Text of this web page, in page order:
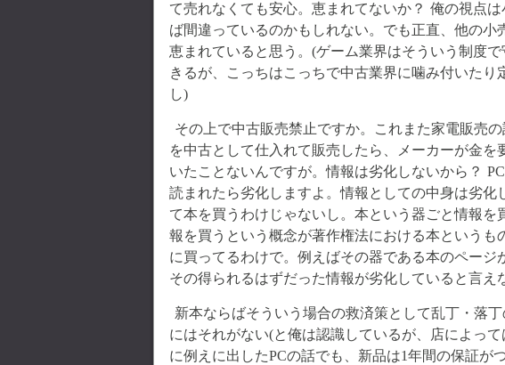
て売れなくても安心。恵まれてないか？ 俺の視点
ば間違っているのかもしれない。でも正直、他の
恵まれていると思う。(ゲーム業界はそういう制度
きるが、こっちはこっちで中古業界に噛み付いた
し)
その上で中古販売禁止ですか。これまた家電販売
を中古として仕入れて販売したら、メーカーが金を
いたことないんですが。情報は劣化しないから？
読まれたら劣化しますよ。情報としての中身は劣化
て本を買うわけじゃないし。本という器ごと情報
報を買うという概念が著作権法における本という
に買ってるわけで。例えばその器である本のページ
その得られるはずだった情報が劣化していると言え
新本ならばそういう場合の救済策として乱丁・落
にはそれがない(と俺は認識しているが、店によっ
に例えに出したPCの話でも、新品は1年間の保証が